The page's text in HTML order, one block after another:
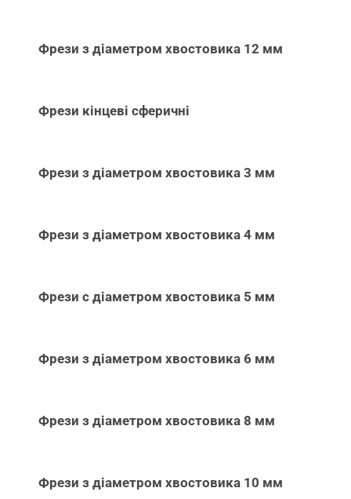
Фрези з діаметром хвостовика 12 мм
Фрези кінцеві сферичні
Фрези з діаметром хвостовика 3 мм
Фрези з діаметром хвостовика 4 мм
Фрези с діаметром хвостовика 5 мм
Фрези з діаметром хвостовика 6 мм
Фрези з діаметром хвостовика 8 мм
Фрези з діаметром хвостовика 10 мм